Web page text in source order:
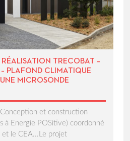
TRECOBAT –
PLAFOND CLIMATIQUE
MICROSONDE
et construction
à Energie POSitive) coordonné
et le CEA...Le projet